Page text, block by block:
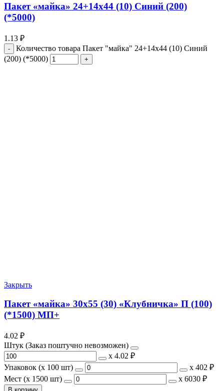
Пакет «майка» 24+14х44 (10) Синий (200)
(*5000)
1.13 ₽
Количество товара Пакет "майка" 24+14х44 (10) Синий
(200) (*5000)
Закрыть
Пакет «майка» 30х55 (30) «Клубничка» П (100)
(*1500) МП+
4.02 ₽
Штук (Заказ поштучно невозможен)
х 4.02 ₽
Упаковок (x 100 шт)
х 402 ₽
Мест (x 1500 шт)
х 6030 ₽